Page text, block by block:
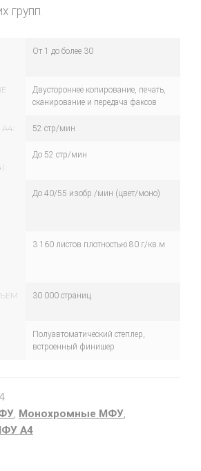
групп.
От 1 до более 30
Двустороннее копирование, печать,
сканирование и передача факсов
52 стр/мин
До 52 стр/мин
До 40/55 изобр./мин (цвет/моно)
3 160 листов плотностью 80 г/кв.м
30 000 страниц
Полуавтоматический степлер,
встроенный финишер
, Монохромные МФУ,
A4